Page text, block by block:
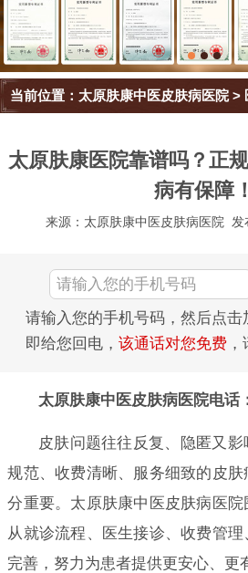
当前位置： 太原肤康中医皮肤病医院>
太原肤康医院靠谱吗？正
病有保障！
来源：太原肤康中医皮肤病医院 发
请输入您的手机号码，然后点
即给您回电， 该通话对您免费
太原肤康中医皮肤病医院电话
皮肤问题往往反复、隐匿又
规范、收费清晰、服务细致的皮
分重要。太原肤康中医皮肤病医院
从就诊流程、医生接诊、收费管
完善，努力为患者提供更安心、更